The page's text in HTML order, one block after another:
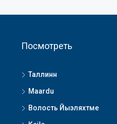
Посмотреть
Таллинн
Maardu
Волость Йыэляхтме